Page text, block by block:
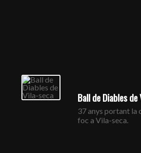
Ball de Diables
37 anys portant la
foc a Vila-seca.